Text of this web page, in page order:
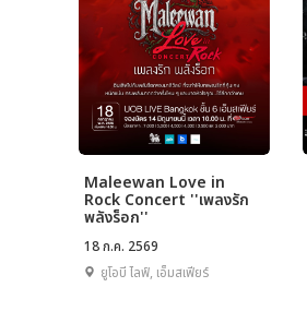
Maleewan Love in
Rock Concert ''เพลงรัก
พลังร็อก''
18 ก.ค. 2569
ยูโอบี ไลฟ์, เอ็มสเฟียร์